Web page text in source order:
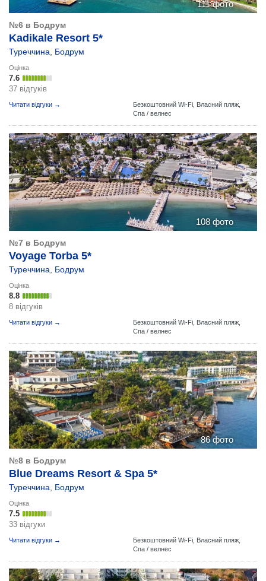
111 фото
№6 в Бодрум
Kadikale Resort 5*
Туреччина Бодрум
Оцінка
7.6
37 відгуків
Читати відгуки → Безкоштовний Wi-Fi, Власний пляж,
Спа / велнес
108 фото
№7 в Бодрум
Voyage Torba 5*
Туреччина Бодрум
Оцінка
8.8
8 відгуків
Читати відгуки → Безкоштовний Wi-Fi, Власний пляж,
Спа / велнес
86 фото
№8 в Бодрум
Blue Dreams Resort & Spa 5*
Туреччина Бодрум
Оцінка
7.5
33 відгуки
Читати відгуки → Безкоштовний Wi-Fi, Власний пляж,
Спа / велнес